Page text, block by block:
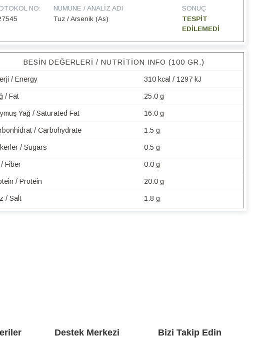
NO:
NUMUNE / ANALIZ ADI
Tuz / Arsenik (As)
SONUÇ
TESPİT
EDİLEMEDİ
BESIN DEĞERLERI / NUTRITION INFO (100 GR.)
/ Energy 310 kcal / 1297 kJ
/ Fat 25.0 g
Yağ / Saturated Fat 16.0 g
/ Carbohydrate 1.5 g
/ Sugars 0.5 g
Fiber 0.0 g
/ Protein 20.0 g
/ Salt 1.8 g
Bizi Takip Edin
Destek Merkezi